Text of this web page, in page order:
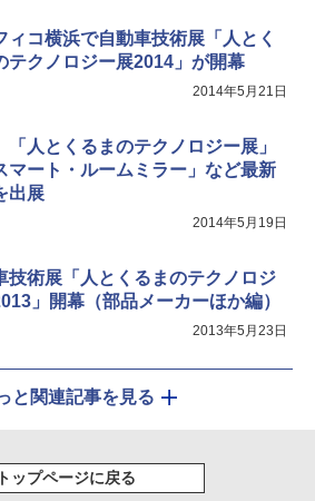
ィコ横浜で自動車技術展「人とく
テクノロジー展2014」が開幕
2014年5月21日
「人とくるまのテクノロジー展」
マート・ルームミラー」など最新
出展
2014年5月19日
技術展「人とくるまのテクノロジ
」開幕（部品メーカーほか編）
2013年5月23日
と関連記事を見る
トップページに戻る